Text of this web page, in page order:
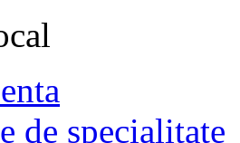
de specialitate